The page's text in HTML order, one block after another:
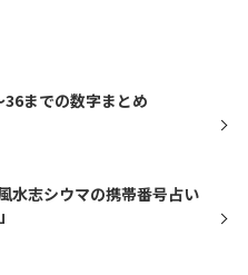
36までの数字まとめ
水志シウマの携帯番号占い